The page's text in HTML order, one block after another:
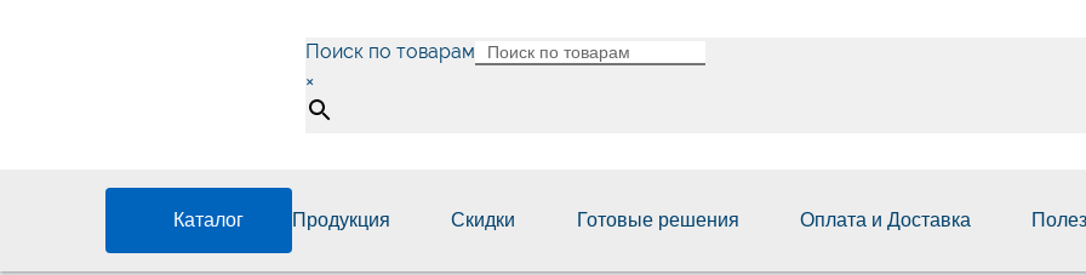
Поиск по товарам
×
Каталог Продукция Скидки Готовые решения Оплата и Доставка